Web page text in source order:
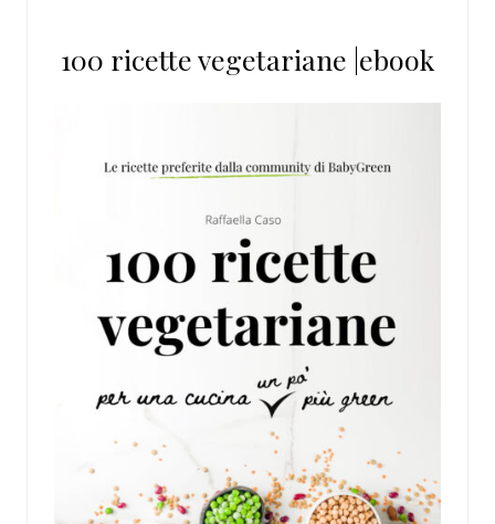
100 ricette vegetariane |ebook